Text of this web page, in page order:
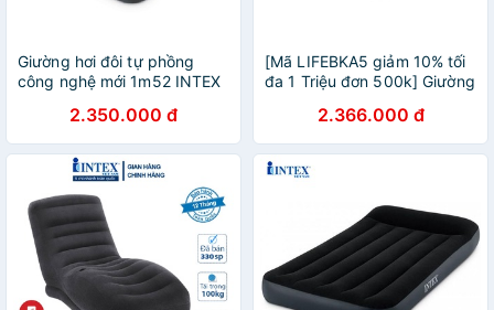
Giường hơi đôi tự phồng
công nghệ mới 1m52 INTEX
2.350.000 đ
[Mã LIFEBKA5 giảm 10% tối
đa 1 Triệu đơn 500k] Giường
1m52 INTEX 64124
2.366.000 đ